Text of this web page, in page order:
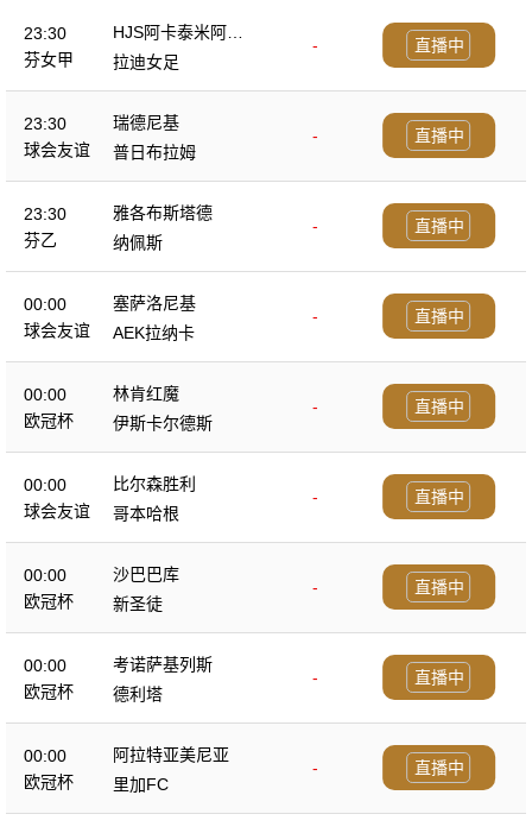
23:30
芬女甲
HJS阿卡泰米阿女
足
-
拉迪女足
直播中
23:30
球会友谊
瑞德尼基
-
普日布拉姆
直播中
23:30
芬乙
雅各布斯塔德
-
纳佩斯
直播中
00:00
球会友谊
塞萨洛尼基
-
AEK拉纳卡
直播中
00:00
欧冠杯
林肯红魔
-
伊斯卡尔德斯
直播中
00:00
球会友谊
比尔森胜利
-
哥本哈根
直播中
00:00
欧冠杯
沙巴巴库
-
新圣徒
直播中
00:00
欧冠杯
考诺萨基列斯
-
德利塔
直播中
00:00
欧冠杯
阿拉特亚美尼亚
-
里加FC
直播中